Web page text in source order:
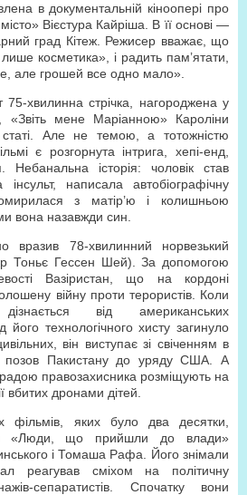
в документальній кіноопері про
Вієстура Кайріша. В її основі —
град Кітеж. Режисер вважає, що
косметика», і радить пам’ятати,
але грошей все одно мало».
75-хвилинна стрічка, нагороджена у
«Звіть мене Маріанною» Кароліни
статі. Але не темою, а тотожністю
є розгорнута інтрига, хепі-енд,
Небанальна історія: чоловік став
написала автобіографічну
з матір’ю і колишньою
вона назавжди син.
вразив 78-хвилинний норвезький
Тоньє Гессен Шей). За допомогою
Вазіристан, що на кордоні
війну проти терористів. Коли
від американських
його технологічного хисту загинуло
він виступає зі свіченням в
Пакистану до уряду США. А
правозахисника розміщують на
вбитих дронами дітей.
фільмів, яких було два десятки,
«Люди, що прийшли до влади»
і Томаша Рафа. Його знімали
реагував сміхом на політичну
сепаратистів. Спочатку вони